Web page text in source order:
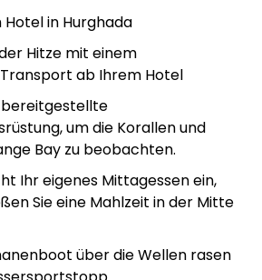
in Hurghada
Hitze mit einem
ab Ihrem Hotel
bereitgestellte
um die Korallen und
Bay zu beobachten.
Ihr eigenes Mittagessen ein,
Sie eine Mahlzeit in der Mitte
über die Wellen rasen